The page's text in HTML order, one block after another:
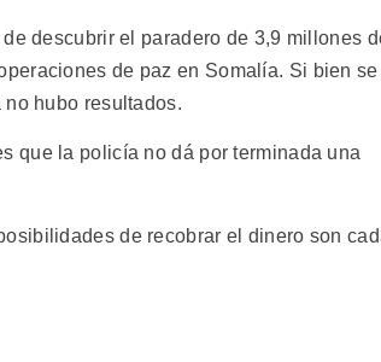
descubrir el paradero de 3,9 millones
de paz en Somalía. Si bien se
hubo resultados.
que la policía no dá por terminada una
de recobrar el dinero son